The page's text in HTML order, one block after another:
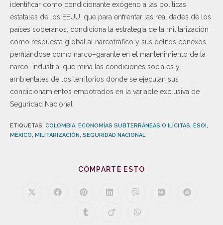
identificar como condicionante exógeno a las políticas
estatales de los EEUU, que para enfrentar las realidades de los
países soberanos, condiciona la estrategia de la militarización
como respuesta global al narcotráfico y sus delitos conexos,
perfilándose como narco–garante en el mantenimiento de la
narco–industria, que mina las condiciones sociales y
ambientales de los territorios donde se ejecutan sus
condicionamientos empotrados en la variable exclusiva de
Seguridad Nacional
ETIQUETAS: COLOMBIA, ECONOMÍAS SUBTERRÁNEAS O ILÍCITAS, ESOI,
MÉXICO, MILITARIZACIÓN, SEGURIDAD NACIONAL
COMPARTE ESTO